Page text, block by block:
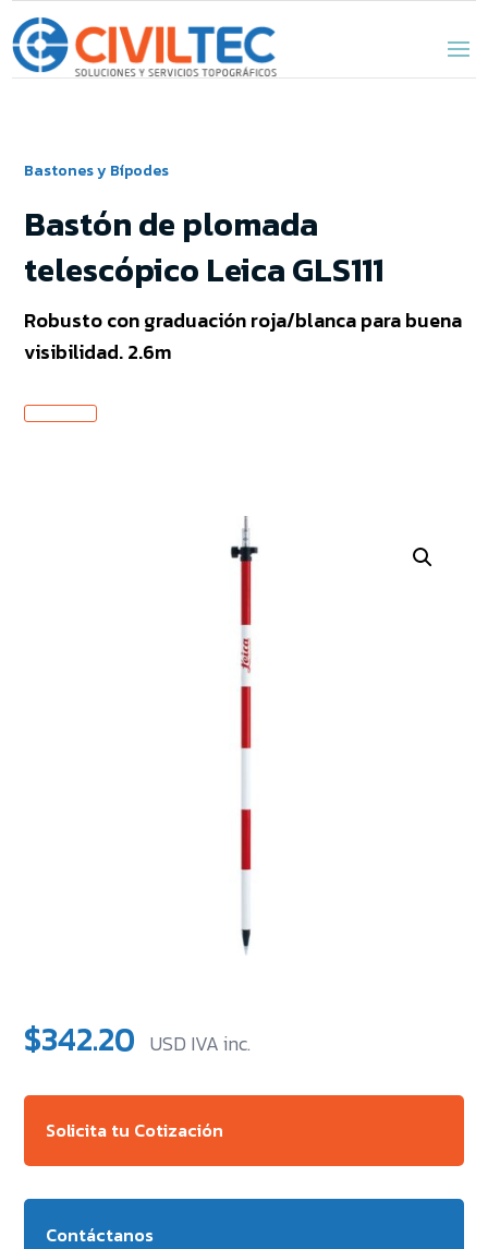
Bastones y Bípodes
Bastón de plomada
telescópico Leica GLS111
Robusto con graduación roja/blanca para buena
visibilidad. 2.6m
$342.20 USD IVA inc.
Solicita tu Cotización
Contáctanos